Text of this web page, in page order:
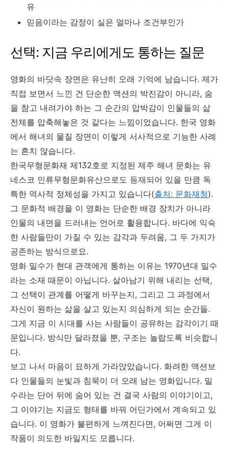
유
믿음이라는 감정이 실은 얼마나 조건부인가
선택: 지금 우리에게도 통하는 질문
영화의 바닷속 장면은 유난히 오래 기억에 남습니다. 제가
직접 보면서 느낀 건 단순한 액션의 박진감이 아니라, 숨
을 참고 내려가야 하는 그 순간의 압박감이 인물들의 삶
전체를 압축해놓은 것 같다는 느낌이었습니다. 한국 영화
에서 해녀의 물질 장면이 이렇게 서사적으로 기능한 사례
는 흔치 않습니다.
한국무형문화재 제132호로 지정된 제주 해녀 문화는 유
네스코 인류무형문화유산으로도 등재되어 있을 만큼 독
특한 역사적 정체성을 가지고 있습니다(출처: 문화재청).
그 문화적 배경을 이 영화는 단순한 배경 장치가 아니라
인물의 내면을 드러내는 언어로 활용합니다. 바다에 익숙
한 사람들만이 가질 수 있는 감각과 두려움, 그 두 가지가
공존하는 방식으로요.
영화 밀수가 현대 관객에게 통하는 이유는 1970년대 밀수
라는 소재 때문이 아닙니다. 살아남기 위해 내리는 선택,
그 선택이 관계를 어떻게 바꾸는지, 그리고 그 과정에서
자신이 원하는 삶을 살고 있는지 의심하게 되는 순간들.
그게 지금 이 시대를 사는 사람들이 공유하는 감각이기 때
문입니다. 방식만 달라졌을 뿐, 구조는 놀랍도록 비슷합니
다.
보고 나서 마음이 묘하게 가라앉았습니다. 화려한 액션보
다 인물들의 눈빛과 침묵이 더 오래 남는 영화입니다. 밀
수라는 단어 뒤에 숨어 있는 건 결국 사람의 이야기이고,
그 이야기는 지금도 형태를 바꿔 어딘가에서 계속되고 있
습니다. 이 영화가 불편하게 느껴진다면, 어쩌면 그게 이
작품이 의도한 바일지도 모릅니다.